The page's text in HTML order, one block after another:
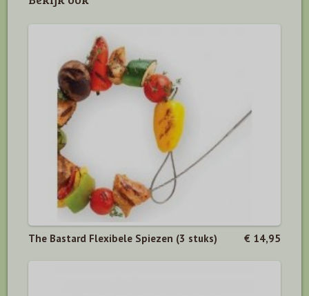
The Bastard Flexibele Spiezen (3 stuks) € 14,95